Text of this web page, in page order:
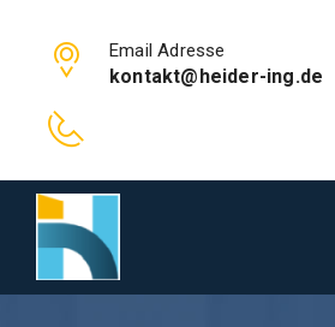
Email Adresse
kontakt@heider-ing.de